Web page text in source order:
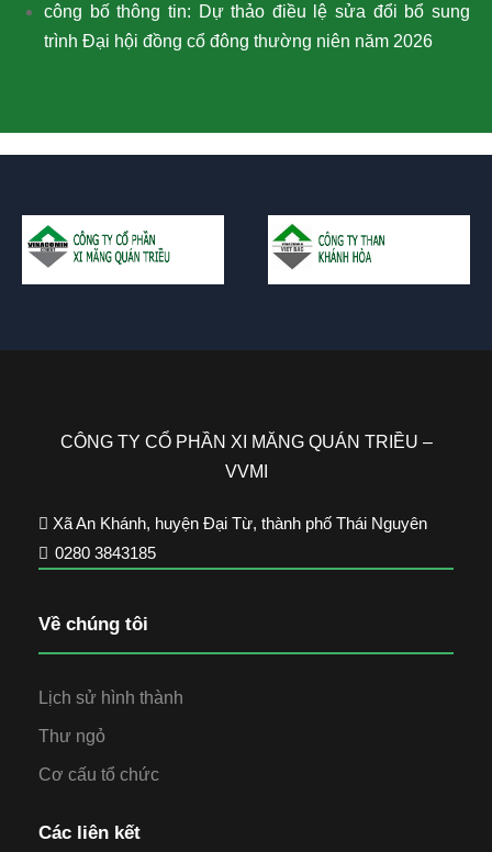
công bố thông tin: Dự thảo điều lệ sửa đổi bổ sung
trình Đại hội đồng cổ đông thường niên năm 2026
CÔNG TY CỔ PHẦN XI MĂNG QUÁN TRIỀU –
VVMI
Xã An Khánh, huyện Đại Từ, thành phố Thái Nguyên
0280 3843185
Về chúng tôi
Lịch sử hình thành
Thư ngỏ
Cơ cấu tổ chức
Các liên kết